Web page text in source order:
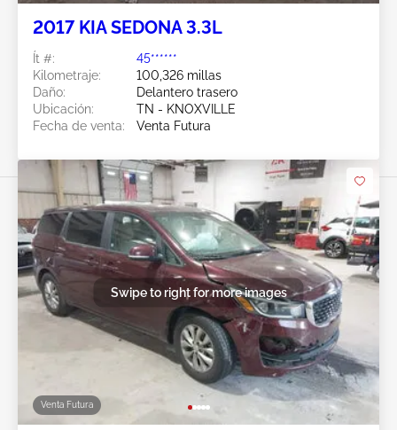
2017 KIA SEDONA 3.3L
Ít #:
45******
Kilometraje:
100,326 millas
Daño:
Delantero trasero
Ubicación:
TN - KNOXVILLE
Fecha de venta:
Venta Futura
Venta Futura
Swipe to right for more images